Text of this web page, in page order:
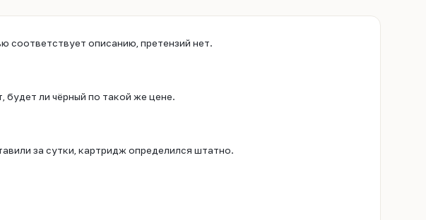
соответствует описанию, претензий нет.
будет ли чёрный по такой же цене.
за сутки, картридж определился штатно.